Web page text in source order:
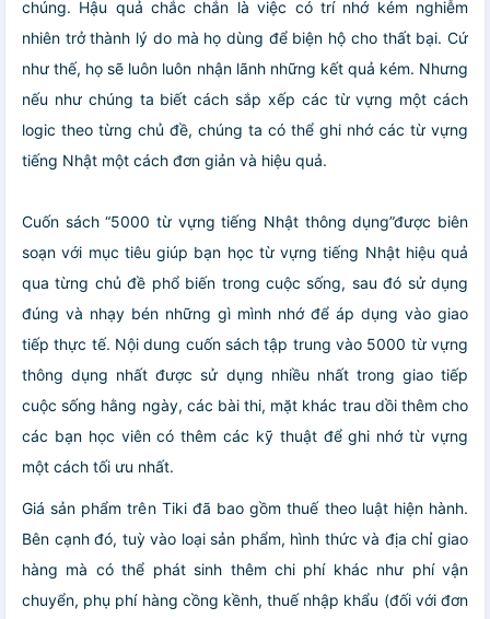
chúng. Hậu quả chắc chắn là việc có trí nhớ kém nghiễm
nhiên trở thành lý do mà họ dùng để biện hộ cho thất bại. Cứ
như thế, họ sẽ luôn luôn nhận lãnh những kết quả kém. Nhưng
nếu như chúng ta biết cách sắp xếp các từ vựng một cách
logic theo từng chủ đề, chúng ta có thể ghi nhớ các từ vựng
tiếng Nhật một cách đơn giản và hiệu quả.
Cuốn sách “5000 từ vựng tiếng Nhật thông dụng”được biên
soạn với mục tiêu giúp bạn học từ vựng tiếng Nhật hiệu quả
qua từng chủ đề phổ biến trong cuộc sống, sau đó sử dụng
đúng và nhạy bén những gì mình nhớ để áp dụng vào giao
tiếp thực tế. Nội dung cuốn sách tập trung vào 5000 từ vựng
thông dụng nhất được sử dụng nhiều nhất trong giao tiếp
cuộc sống hằng ngày, các bài thi, mặt khác trau dồi thêm cho
các bạn học viên có thêm các kỹ thuật để ghi nhớ từ vựng
một cách tối ưu nhất.
Giá sản phẩm trên Tiki đã bao gồm thuế theo luật hiện hành.
Bên cạnh đó, tuỳ vào loại sản phẩm, hình thức và địa chỉ giao
hàng mà có thể phát sinh thêm chi phí khác như phí vận
chuyển, phụ phí hàng cồng kềnh, thuế nhập khẩu (đối với đơn